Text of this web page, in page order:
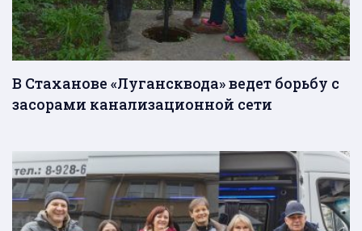
В Стаханове «Лугансквода» ведет борьбу с
засорами канализационной сети